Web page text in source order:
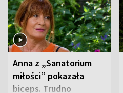
Anna z „Sanatorium
miłości” pokazała
biceps. Trudno